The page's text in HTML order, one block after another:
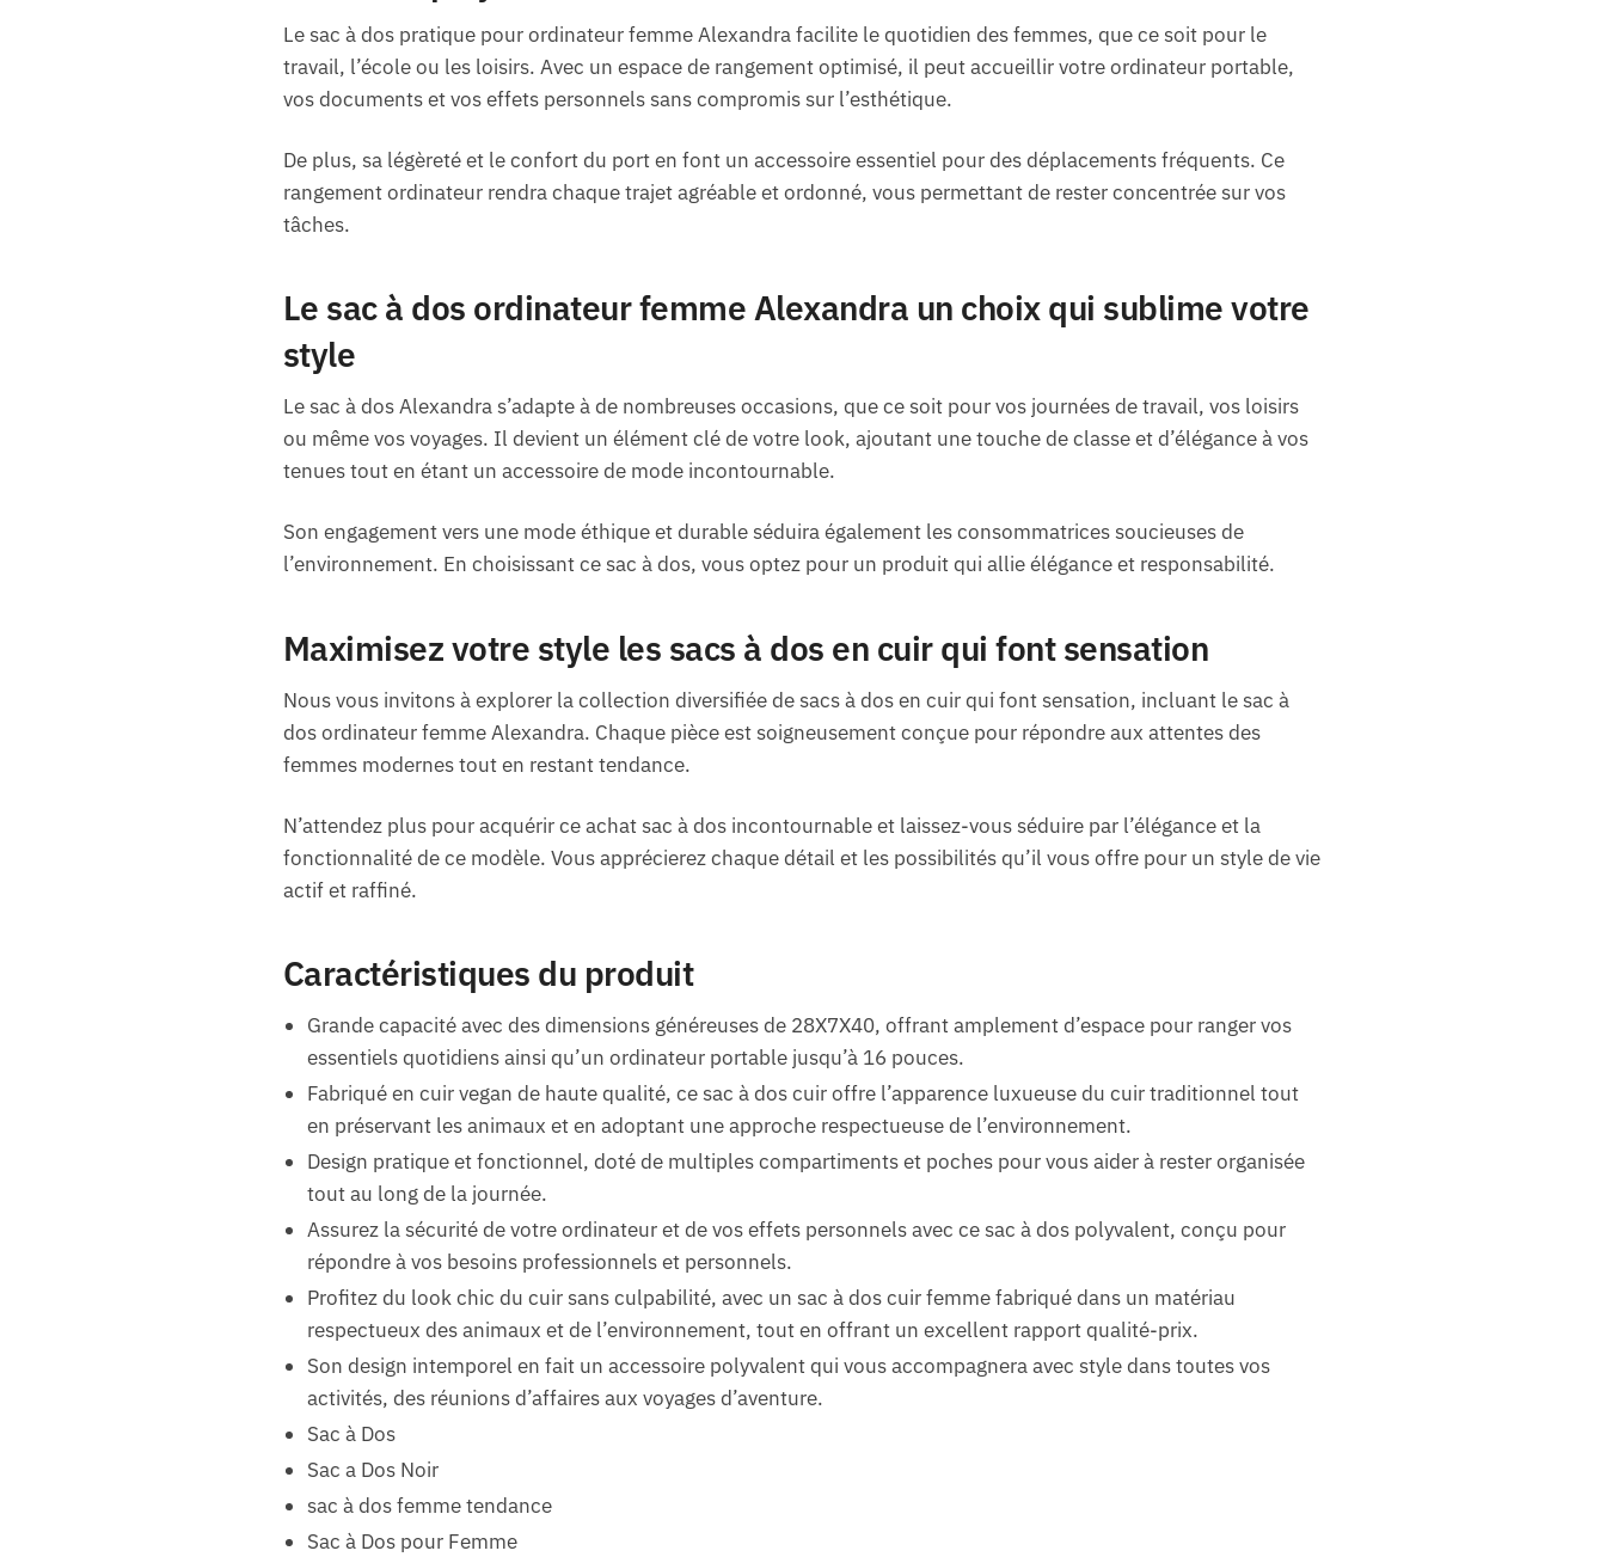
Le sac à dos pratique pour ordinateur femme Alexandra facilite le quotidien des femmes, que ce soit pour le
travail, l’école ou les loisirs. Avec un espace de rangement optimisé, il peut accueillir votre ordinateur portable,
vos documents et vos effets personnels sans compromis sur l’esthétique.
De plus, sa légèreté et le confort du port en font un accessoire essentiel pour des déplacements fréquents. Ce
rangement ordinateur rendra chaque trajet agréable et ordonné, vous permettant de rester concentrée sur vos
tâches.
Le sac à dos ordinateur femme Alexandra un choix qui sublime votre
style
Le sac à dos Alexandra s’adapte à de nombreuses occasions, que ce soit pour vos journées de travail, vos loisirs
ou même vos voyages. Il devient un élément clé de votre look, ajoutant une touche de classe et d’élégance à vos
tenues tout en étant un accessoire de mode incontournable.
Son engagement vers une mode éthique et durable séduira également les consommatrices soucieuses de
l’environnement. En choisissant ce sac à dos, vous optez pour un produit qui allie élégance et responsabilité.
Maximisez votre style les sacs à dos en cuir qui font sensation
Nous vous invitons à explorer la collection diversifiée de sacs à dos en cuir qui font sensation, incluant le sac à
dos ordinateur femme Alexandra. Chaque pièce est soigneusement conçue pour répondre aux attentes des
femmes modernes tout en restant tendance.
N’attendez plus pour acquérir ce achat sac à dos incontournable et laissez-vous séduire par l’élégance et la
fonctionnalité de ce modèle. Vous apprécierez chaque détail et les possibilités qu’il vous offre pour un style de vie
actif et raffiné.
Caractéristiques du produit
Grande capacité avec des dimensions généreuses de 28X7X40, offrant amplement d’espace pour ranger vos
essentiels quotidiens ainsi qu’un ordinateur portable jusqu’à 16 pouces.
Fabriqué en cuir vegan de haute qualité, ce sac à dos cuir offre l’apparence luxueuse du cuir traditionnel tout
en préservant les animaux et en adoptant une approche respectueuse de l’environnement.
Design pratique et fonctionnel, doté de multiples compartiments et poches pour vous aider à rester organisée
tout au long de la journée.
Assurez la sécurité de votre ordinateur et de vos effets personnels avec ce sac à dos polyvalent, conçu pour
répondre à vos besoins professionnels et personnels.
Profitez du look chic du cuir sans culpabilité, avec un sac à dos cuir femme fabriqué dans un matériau
respectueux des animaux et de l’environnement, tout en offrant un excellent rapport qualité-prix.
Son design intemporel en fait un accessoire polyvalent qui vous accompagnera avec style dans toutes vos
activités, des réunions d’affaires aux voyages d’aventure.
Sac à Dos
Sac a Dos Noir
sac à dos femme tendance
Sac à Dos pour Femme